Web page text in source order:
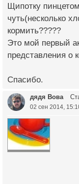
Щипотку
чуть(несколько
кормить?????
Это мой первый
представления о
Спасибо.
дядя Вова
02 сен 2014,